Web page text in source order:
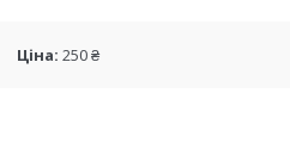
Ціна: 250 ₴